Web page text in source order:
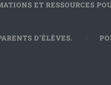
ET RESSOURCES
D’ÉLÈVES.